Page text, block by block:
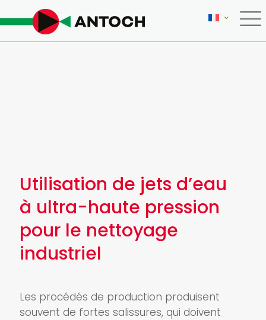
Utilisation de jets d’eau
à ultra-haute pression
pour le nettoyage
industriel
Les procédés de production produisent
souvent de fortes salissures, qui doivent